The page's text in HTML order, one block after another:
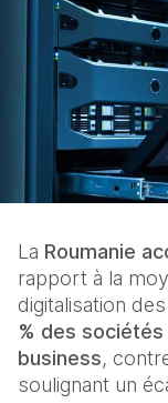
La Roumanie
rapport à la
digitalisation
% des sociétés
business,
soulignant un